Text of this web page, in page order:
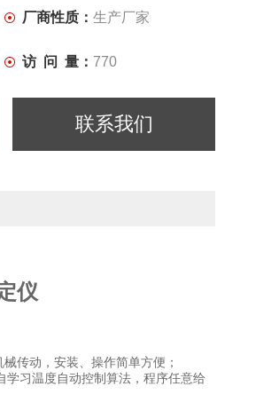
厂商性质： 生产厂家
访 问 量： 770
联系我们
仪
传动，安装、操作简单方便；
学习温度自动控制算法，程序任意给